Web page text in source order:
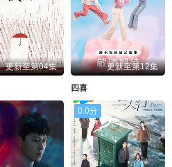
更新至第04集 更新至第12集
四喜
0.0分